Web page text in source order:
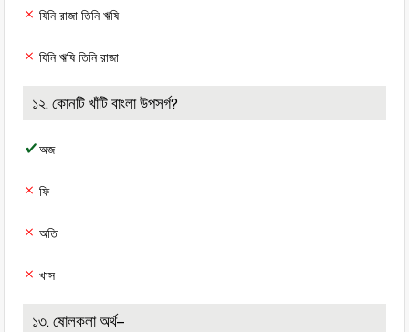
যিনি রাজা তিনি ঋষি
যিনি ঋষি তিনি রাজা
১২. কোনটি খাঁটি বাংলা উপসর্গ?
অজ
ফি
অতি
খাস
১৩. ষোলকলা অর্থ–